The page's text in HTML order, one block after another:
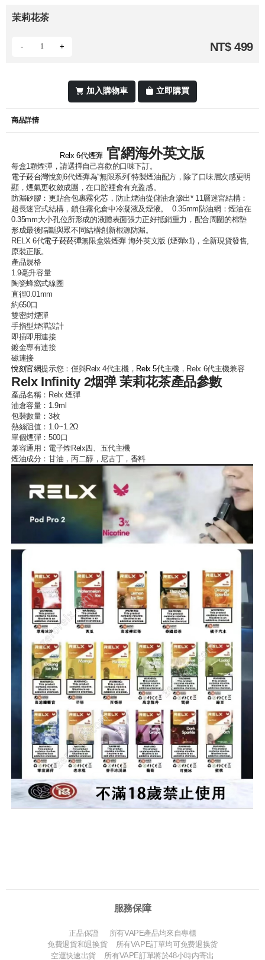
茉莉花茶
- + NT$ 499
加入購物車 立即購買
商品詳情
Relx 6代煙彈官網海外英文版
每盒1顆煙彈，請選擇自己喜歡的口味下訂。
電子菸台灣悅刻6代煙彈為“無限系列”特製煙油配方，除了口味層次感更明
顯，煙氣更收斂成團，在口腔裡會有充盈感。
防漏矽膠：更貼合包裹霧化芯，防止煙油從儲油倉滲出* 11層迷宮結構：
超長迷宮式結構，鎖住霧化倉中冷凝液及煙液。 0.35mm防油網：煙油在
0.35mm大小孔位所形成的液體表面張力正好抵銷重力，配合周圍的棉墊
形成最後隔斷與眾不同結構創新根源防漏。
RELX 6代電子菸菸彈無限盒裝煙彈 海外英文版 (煙彈x1)，全新現貨發售,
原裝正版。
產品規格
1.9毫升容量
陶瓷蜂窩式線圈
直徑0.01mm
約650口
雙密封煙彈
手指型煙彈設計
即插即用連接
鍍金專有連接
磁連接
悅刻官網提示您：僅與Relx 4代主機， Relx 5代主機，Relx 6代主機兼容
Relx Infinity 2烟弹 茉莉花茶產品參數
產品名稱： Relx 煙彈
油倉容量：1.9ml
包裝數量：3枚
熱絲阻值：1.0~1.2Ω
單個煙彈：500口
兼容通用： 電子煙Relx四、五代主機
煙油成分：甘油，丙二醇，尼古丁，香料
服務保障
正品保證 所有VAPE產品均來自專櫃
免費退貨和退换貨 所有VAPE訂單均可免费退换货
空運快速出貨 所有VAPE訂單將於48小時内寄出